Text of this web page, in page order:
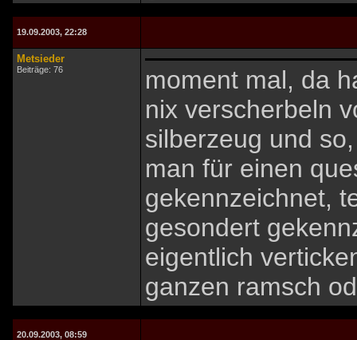
19.09.2003, 22:28
Metsieder
Beiträge: 76
moment mal, da
nix verscherbeln
silberzeug und
man für einen
gekennzeichnet,
gesondert
eigentlich
ganzen ramsch
20.09.2003, 08:59